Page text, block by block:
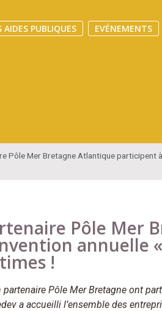
AIDES PUBLIQUES EVÉNEMENTS
Pôle Mer Bretagne Atlantique participent
Pôle Mer
annuelle
!
Pôle Mer Bretagne ont
a accueilli l’ensemble des